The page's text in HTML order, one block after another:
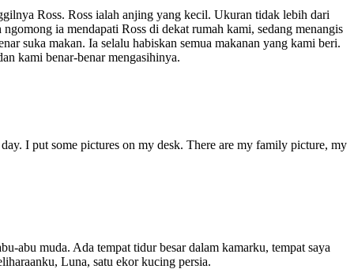
Ross. Ross ialah anjing yang kecil. Ukuran tidak lebih dari
ia mendapati Ross di dekat rumah kami, sedang menangis
suka makan. Ia selalu habiskan semua makanan yang kami beri.
kami benar-benar mengasihinya.
I put some pictures on my desk. There are my family picture, my
abu muda. Ada tempat tidur besar dalam kamarku, tempat saya
Luna, satu ekor kucing persia.